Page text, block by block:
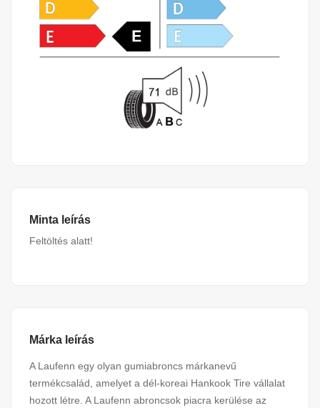
Minta leírás
Feltöltés alatt!
Márka leírás
A Laufenn egy olyan gumiabroncs márkanevű
termékcsalád, amelyet a dél-koreai Hankook Tire vállalat
hozott létre. A Laufenn abroncsok piacra kerülése az